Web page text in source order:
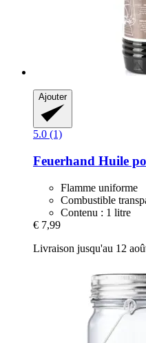
Ajouter
5.0 (1)
Feuerhand Huile
Flamme uniforme
Combustible
Contenu : 1 litre
€ 7,99
Livraison jusqu'au 12